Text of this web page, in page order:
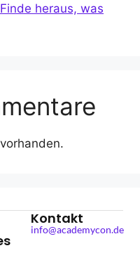
heraus, was
Kontakt
info@academycon.de